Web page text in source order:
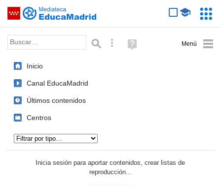
Saltar navegación
Palabra o frase: Búsqueda avanzada
Ayuda
(en
Inicio
Canal EducaMadrid
Últimos contenidos
Centros
Inicia sesión para aportar contenidos, crear listas de
reproducción...